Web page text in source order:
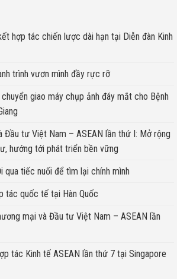
hợp tác chiến lược dài hạn tại Diễn đàn Kinh
trình vươn mình đầy rực rỡ
giao máy chụp ảnh đáy mắt cho Bệnh
Đầu tư Việt Nam – ASEAN lần thứ I: Mở rộng
hướng tới phát triển bền vững
qua tiếc nuối để tìm lại chính mình
tác quốc tế tại Hàn Quốc
mại và Đầu tư Việt Nam – ASEAN lần
tác Kinh tế ASEAN lần thứ 7 tại Singapore